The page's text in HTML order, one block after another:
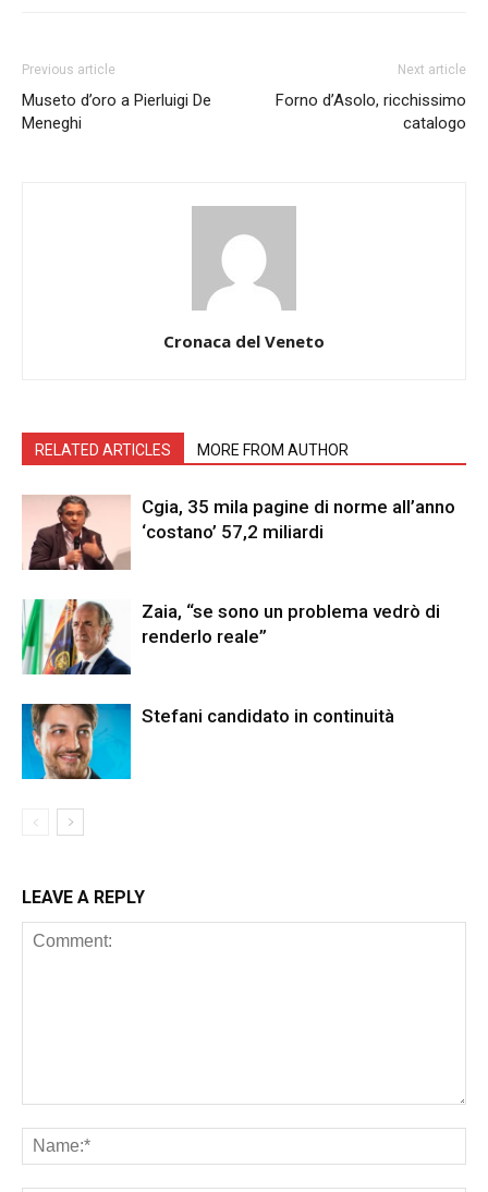
Previous article
Museto d’oro a Pierluigi De
Meneghi
Next article
Forno d’Asolo, ricchissimo
catalogo
Cronaca del Veneto
RELATED ARTICLES MORE FROM AUTHOR
Cgia, 35 mila pagine di norme all’anno
‘costano’ 57,2 miliardi
Zaia, “se sono un problema vedrò di
renderlo reale”
Stefani candidato in continuità
LEAVE A REPLY